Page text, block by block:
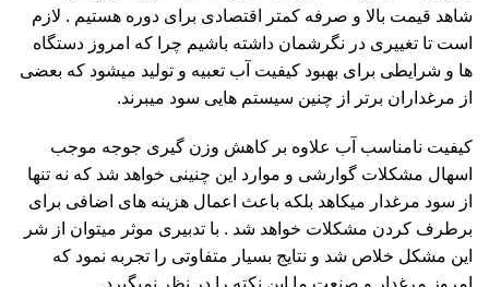
شاهد قیمت بالا و صرفه کمتر اقتصادی برای دوره هستیم . لازم
است تا تغییری در نگرشمان داشته باشیم چرا که امروز دستگاه
ها و شرایطی برای بهبود کیفیت آب تعبیه و تولید میشود که بعضی
از مرغداران برتر از چنین سیستم هایی سود میبرند.
کیفیت نامناسب آب علاوه بر کاهش وزن گیری جوجه موجب
اسهال مشکلات گوارشی و موارد این چنینی خواهد شد که نه تنها
از سود مرغدار میکاهد بلکه باعث اعمال هزینه های اضافی برای
برطرف کردن مشکلات خواهد شد . با تدبیری موثر میتوان از شر
این مشکل خلاص شد و نتایج بسیار متفاوتی را تجربه نمود که